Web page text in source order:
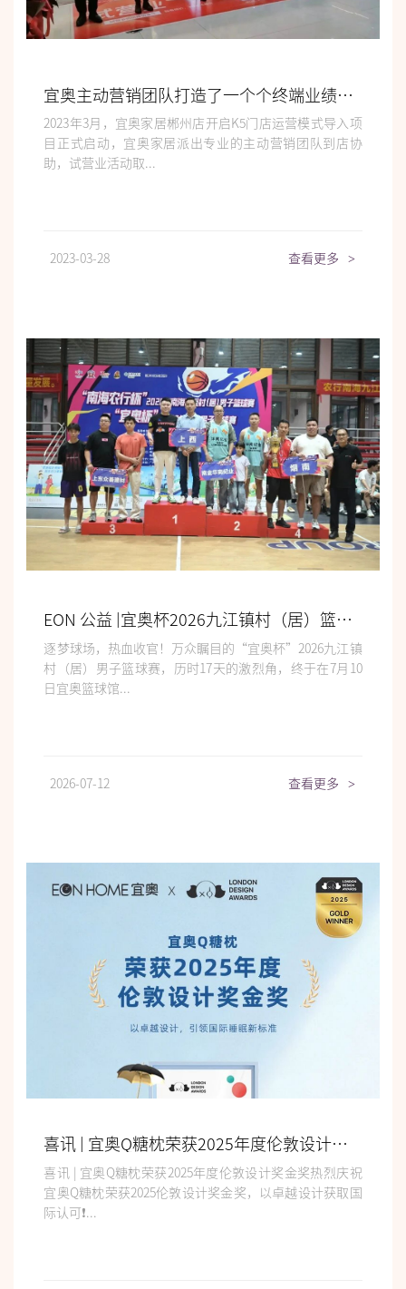
宜奥主动营销团队打造了一个个终端业绩新高，有什么秘诀？ | 走进标杆门店
2023年3月，宜奥家居郴州店开启K5门店运营模式导入项
目正式启动，宜奥家居派出专业的主动营销团队到店协
助，试营业活动取...
2023-03-28 查看更多 >
EON 公益 |宜奥杯2026九江镇村（居）篮球赛圆满收官！
逐梦球场，热血收官！万众瞩目的“宜奥杯”2026九江镇
村（居）男子篮球赛，历时17天的激烈角，终于在7月10
日宜奥篮球馆...
2026-07-12 查看更多 >
喜讯 | 宜奥Q糖枕荣获2025年度伦敦设计奖金奖
喜讯 | 宜奥Q糖枕荣获2025年度伦敦设计奖金奖热烈庆祝
宜奥Q糖枕荣获2025伦敦设计奖金奖，以卓越设计获取国
际认可❗...